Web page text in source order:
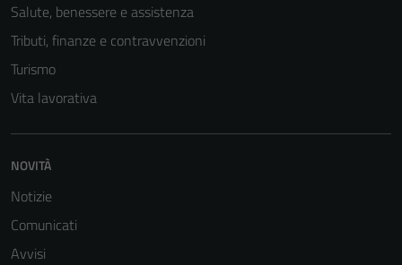
Salute, benessere e assistenza
Tributi, finanze e contravvenzioni
Turismo
Vita lavorativa
NOVITÀ
Notizie
Comunicati
Avvisi
non raccolgono